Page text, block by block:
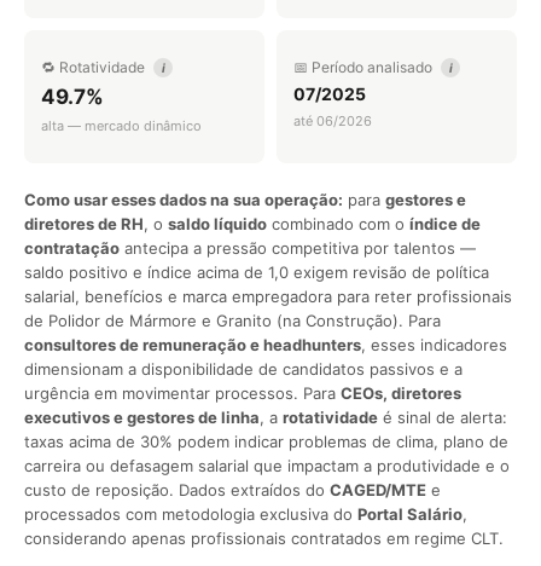
🔁 Rotatividade i
49.7%
alta — mercado dinâmico
📅 Período analisado i
07/2025
até 06/2026
Como usar esses dados na sua operação: para gestores e
diretores de RH, o saldo líquido combinado com o índice de
contratação antecipa a pressão competitiva por talentos —
saldo positivo e índice acima de 1,0 exigem revisão de política
salarial, benefícios e marca empregadora para reter profissionais
de Polidor de Mármore e Granito (na Construção). Para
consultores de remuneração e headhunters, esses indicadores
dimensionam a disponibilidade de candidatos passivos e a
urgência em movimentar processos. Para CEOs, diretores
executivos e gestores de linha, a rotatividade é sinal de alerta:
taxas acima de 30% podem indicar problemas de clima, plano de
carreira ou defasagem salarial que impactam a produtividade e o
custo de reposição. Dados extraídos do CAGED/MTE e
processados com metodologia exclusiva do Portal Salário,
considerando apenas profissionais contratados em regime CLT.